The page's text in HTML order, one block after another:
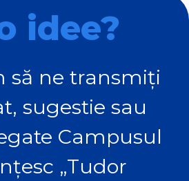
idee?
să ne transmiți
sugestie sau
Campusul
„Tudor